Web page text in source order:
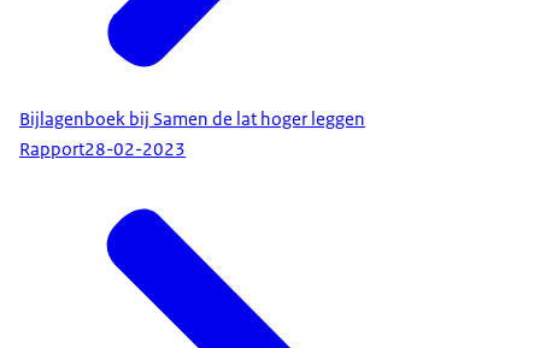
Bijlagenboek bij Samen de lat hoger leggen
Rapport28-02-2023